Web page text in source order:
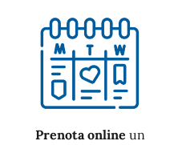
Prenota online un